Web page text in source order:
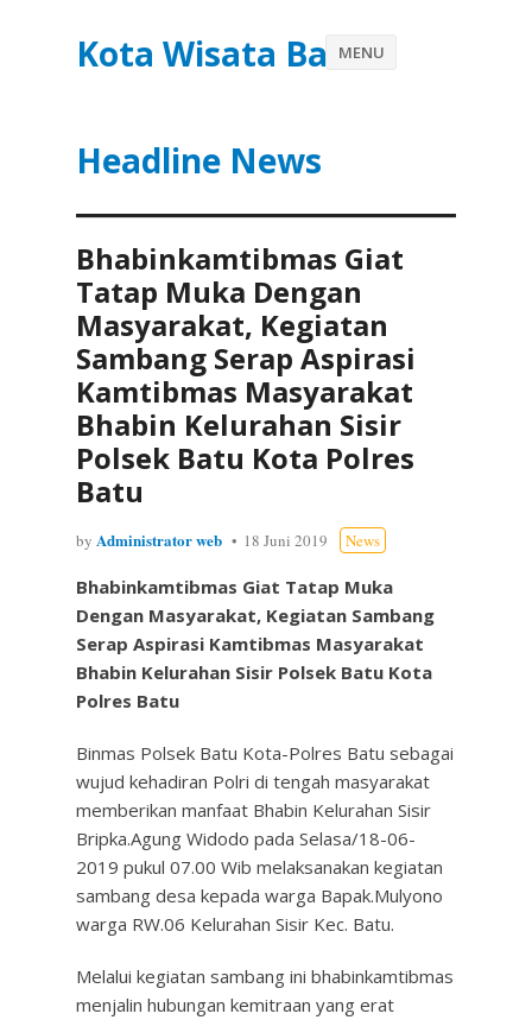
Kota Wisata Batu
Headline News
MENU
Bhabinkamtibmas Giat
Tatap Muka Dengan
Masyarakat, Kegiatan
Sambang Serap Aspirasi
Kamtibmas Masyarakat
Bhabin Kelurahan Sisir
Polsek Batu Kota Polres
Batu
by Administrator web 18 Juni 2019 News
Bhabinkamtibmas Giat Tatap Muka
Dengan Masyarakat, Kegiatan Sambang
Serap Aspirasi Kamtibmas Masyarakat
Bhabin Kelurahan Sisir Polsek Batu Kota
Polres Batu
Binmas Polsek Batu Kota-Polres Batu sebagai
wujud kehadiran Polri di tengah masyarakat
memberikan manfaat Bhabin Kelurahan Sisir
Bripka.Agung Widodo pada Selasa/18-06-
2019 pukul 07.00 Wib melaksanakan kegiatan
sambang desa kepada warga Bapak.Mulyono
warga RW.06 Kelurahan Sisir Kec. Batu.
Melalui kegiatan sambang ini bhabinkamtibmas
menjalin hubungan kemitraan yang erat